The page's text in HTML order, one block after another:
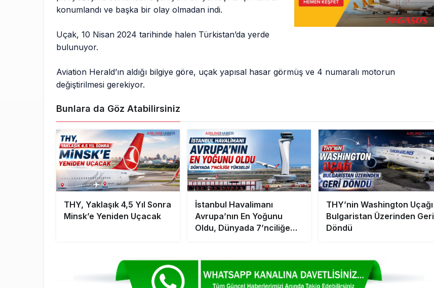
konumlandı ve başka bir olay olmadan indi.
Uçak, 10 Nisan 2024 tarihinde halen Türkistan’da yerde
bulunuyor.
Aviation Herald’ın aldığı bilgiye göre, uçak yapısal hasar görmüş ve 4 numaralı motorun
değiştirilmesi gerekiyor.
Bunlara da Göz Atabilirsiniz
THY, Yaklaşık 4,5 Yıl Sonra
Minsk’e Yeniden Uçacak
İstanbul Havalimanı
Avrupa’nın En Yoğunu
Oldu, Dünyada 7’nciliğe
THY’nin Washington Uçağı
Bulgaristan Üzerinden Geri
Döndü